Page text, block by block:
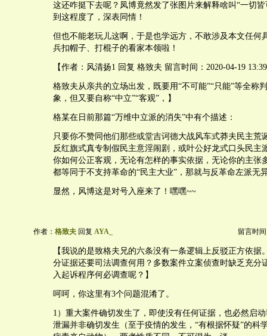
这还咋挺下去呢？凤博竟然发了张图片来解释啥叫“一切
到这程度了，深表同情！
但也不能老玩儿这啊，于是也学远方，不敢涉及本文任何
兵扣帽子、打棍子的看家本领啦！
【作者：风清扬1 回复 格致夫 留言时间：2020-04-19
格致夫从亲共的立场出发，既要用“不可能”“只能”等全称
象，但又要自称“中立”“客观”，】
格某在日前那篇“万维中立派的消失”中有个描述：
只要你不赞同他们那些或堂吉诃德大战风车式莽夫民主荒
反红旗式真专制假民主意淫闹剧，或叶公好龙式口头民主
你如何公正客观，无论有怎样的事实依据，无论你的主张
都等同于不支持革命的“民主大业”，那就与反革命左派无
显然，风博这是对号入座来了！嘿嘿~~
作者： 格致夫 回复 AYA_ 留言时间
【我说的是致格夫兄的六条没有一条逻辑上反驳正方依据
分证据还要司法调查何用？多数案件立案侦查时缺乏充分
入起诉程序何必调查呢？】
呵呵，你这里有3个问题混淆了。
1）重大案件确切发生了，即使没有任何证据，也必然启
泄漏并非确切发生（至于疫情的发生，“有根据怀疑”的科